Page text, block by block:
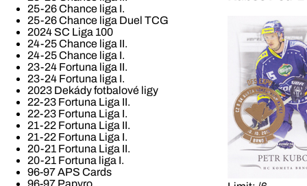
25-26 Chance liga I.
25-26 Chance liga Duel TCG
2024 SC Liga 100
24-25 Chance liga II.
24-25 Chance liga I.
23-24 Fortuna liga II.
23-24 Fortuna liga I.
2023 Dekády fotbalové ligy
22-23 Fortuna Liga II.
22-23 Fortuna Liga I.
21-22 Fortuna Liga II.
21-22 Fortuna Liga I.
20-21 Fortuna Liga II.
20-21 Fortuna liga I.
96-97 APS Cards
96-97 Papyro